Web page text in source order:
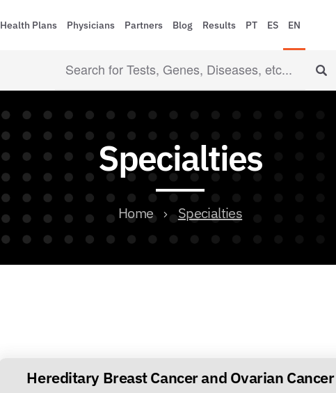
Health Plans Physicians Partners Blog Results PT ES EN
Specialties
Home Specialties
Hereditary Breast Cancer and Ovarian Cancer